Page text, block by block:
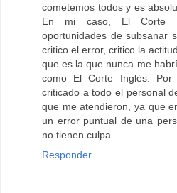
cometemos todos y es
En mi caso, El Corte
oportunidades de subsanar
critico el error, critico la
que es la que nunca me
como El Corte Inglés.
criticado a todo el personal
que me atendieron, ya que
un error puntual de una
no tienen culpa.
Responder